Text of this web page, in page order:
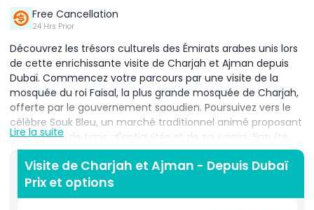
Free Cancellation
24 Hrs Prior
Découvrez les trésors culturels des Émirats arabes unis lors
de cette enrichissante visite de Charjah et Ajman depuis
Dubaï. Commencez votre parcours par une visite de la
mosquée du roi Faisal, la plus grande mosquée de Charjah,
offerte par le gouvernement saoudien. Poursuivez vers le
célèbre Souk Bleu, un marché traditionnel animé proposant
une variété de tapis, d'antiquités et de souvenirs. Ensuite,
dirigez-vous vers Ajman, le plus petit émirat, réputé pour
son charme et son histoire. Découvrez le musée d'Ajman,
situé dans un fort du XVIIIe siècle, qui offre un aperçu
approfondi du mode de vie traditionnel des Émiriens à
Lire la suite
Visite de Charjah et Ajman - Depuis Dubaï
Prix et options